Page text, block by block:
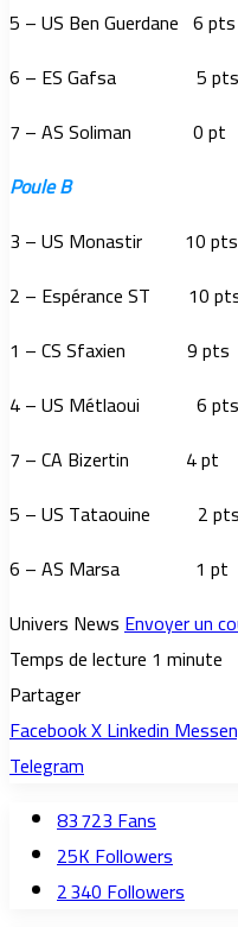
5 – US Ben Guerdane 6 pts
6 – ES Gafsa 5 pts
7 – AS Soliman 0 pt
Poule B
3 – US Monastir 10 pts
2 – Espérance ST 10
1 – CS Sfaxien 9 pts
4 – US Métlaoui 6 pts
7 – CA Bizertin 4 pt
5 – US Tataouine 2 pts
6 – AS Marsa 1 pt
Univers NewsEnvoyer un
Temps de lecture 1 minute
Partager
FacebookXLinkedin
Telegram
83 723Fans
25KFollowers
2 340Followers